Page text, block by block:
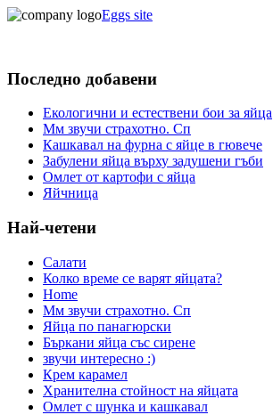
Eggs site
Последно добавени
Екологични и естествени бои за яйца
Мм звучи страхотно. Сп
Кашкавал на фурна с яйце в гювече
Забулени яйца върху задушени гъби
Омлет от картофи с яйца
Яйчница
Най-четени
Салати
Колко време се варят яйцата?
Home
Мм звучи страхотно. Сп
Яйца по панагюрски
Бъркани яйца със сирене
звучи интересно :)
Крем карамел
Хранителна стойност на яйцата
Омлет с шунка и кашкавал